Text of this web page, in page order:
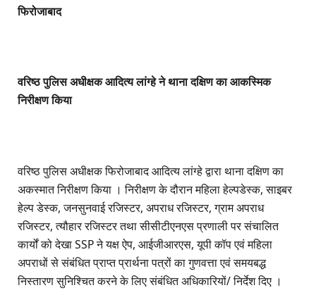
फिरोजाबाद
वरिष्ठ पुलिस अधीक्षक आदित्य लांग्हे ने थाना दक्षिण का आकस्मिक
निरीक्षण किया
वरिष्ठ पुलिस अधीक्षक फिरोजाबाद आदित्य लांग्हे द्वारा थाना दक्षिण का
अकस्मात निरीक्षण किया । निरीक्षण के दौरान महिला हेल्पडेस्क, साइबर
हेल्प डेस्क, जनसुनवाई रजिस्टर, अपराध रजिस्टर, ग्राम अपराध
रजिस्टर, त्यौहार रजिस्टर तथा सीसीटीएनएस प्रणाली पर संचालित
कार्यों को देखा SSP ने यक्ष ऐप, आईजीआरएस, यूपी कॉप एवं महिला
अपराधों से संबंधित प्राप्त प्रार्थना पत्रों का गुणवत्ता एवं समयबद्ध
निस्तारण सुनिश्चित करने के लिए संबंधित अधिकारियों/ निर्देश दिए ।